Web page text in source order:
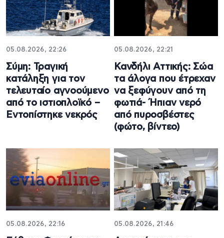
05.08.2026, 22:26
Σύμη: Τραγική
κατάληξη για τον
τελευταίο αγνοούμενο
από το ιστιοπλοϊκό –
Εντοπίστηκε νεκρός
05.08.2026, 22:21
Κανδήλι Αττικής: Σώα
τα άλογα που έτρεχαν
να ξεφύγουν από τη
φωτιά- Ήπιαν νερό
από πυροσβέστες
(φώτο, βίντεο)
05.08.2026, 22:16 05.08.2026, 21:46